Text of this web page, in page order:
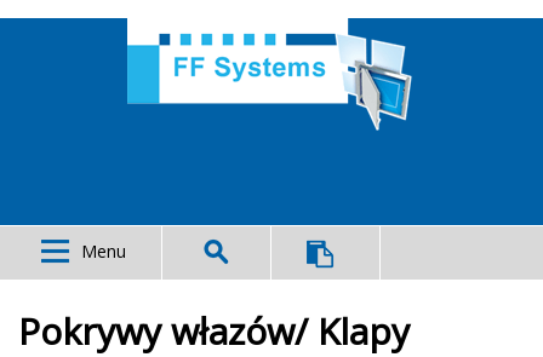
Menu
Pokrywy włazów/ Klapy